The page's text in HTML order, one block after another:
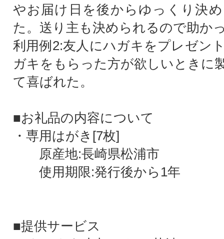
やお届け日を後からゆっくり決
た。送り主も決められるので助か
利用例2:友人にハガキをプレゼン
ガキをもらった方が欲しいときに
て喜ばれた。
■お礼品の内容について
・専用はがき[7枚]
原産地:長崎県松浦市
使用期限:発行後から1年
■提供サービス